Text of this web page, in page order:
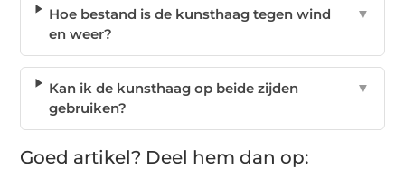
Hoe bestand is de kunsthaag tegen wind
en weer?
▼
Kan ik de kunsthaag op beide zijden
gebruiken?
▼
Goed artikel? Deel hem dan op: